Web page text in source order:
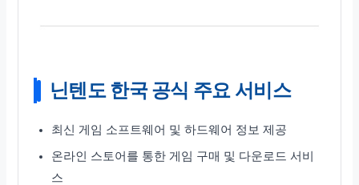
닌텐도 한국 공식 주요 서비스
최신 게임 소프트웨어 및 하드웨어 정보 제공
온라인 스토어를 통한 게임 구매 및 다운로드 서비
스